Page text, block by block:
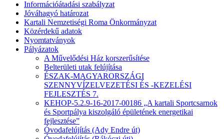
Információátadási szabályzat
Jóváhagyó határozat
Kartali Nemzetiségi Roma Önkormányzat
Közérdekű adatok
Nyomtatványok
Pályázatok
A Művelődési Ház korszerűsítése
Belterületi utak felújítása
ÉSZAK-MAGYARORSZÁGI
SZENNYVÍZELVEZETÉSI ÉS -KEZELÉSI
FEJLESZTÉS 7.
KEHOP-5.2.9-16-2017-00186 „A kartali Sportcsarnok
és Sportpálya kiszolgáló épületének energetikai
fejlesztése”
Óvodafelújítás (Ady Endre út)